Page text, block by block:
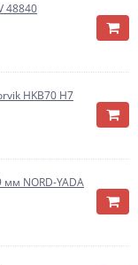
48840
HKB70 H7
NORD-YADA